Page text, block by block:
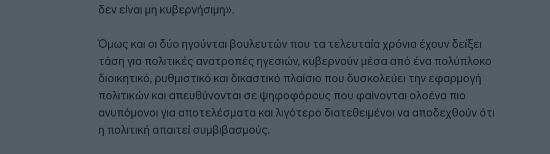
δεν είναι μη κυβερνήσιμη».
Όμως και οι δύο ηγούνται βουλευτών που τα τελευταία χρόνια έχουν δείξει
τάση για πολιτικές ανατροπές ηγεσιών, κυβερνούν μέσα από ένα πολύπλοκο
διοικητικό, ρυθμιστικό και δικαστικό πλαίσιο που δυσκολεύει την εφαρμογή
πολιτικών και απευθύνονται σε ψηφοφόρους που φαίνονται ολοένα πιο
ανυπόμονοι για αποτελέσματα και λιγότερο διατεθειμένοι να αποδεχθούν ότι
η πολιτική απαιτεί συμβιβασμούς.